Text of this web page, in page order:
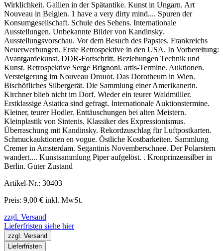
Wirklichkeit. Gallien in der Spätantike. Kunst in Ungarn. Art
Nouveau in Belgien. 1 have a very dirty mind.... Spuren der
Konsumgesellschaft. Schule des Sehens. Internationale
Ausstellungen. Unbekannte Bilder von Kandinsky.
Ausstellungsvorschau. Vor dem Besuch des Papstes. Frankreichs
Neuerwerbungen. Erste Retrospektive in den USA. In Vorbereitung:
Avantgardekunst. DDR-Fortschritt. Beziehungen Technik und
Kunst. Retrospektive Serge Brignoni. artis-Termine. Auktionen.
Versteigerung im Nouveau Drouot. Das Dorotheum in Wien.
Bischöfliches Silbergerät. Die Sammlung einer Amerikanerin.
Kirchner blieb nicht im Dorf. Wieder ein teurer Waldmüller.
Erstklassige Asiatica sind gefragt. Internationale Auktionstermine.
Kleiner, teurer Hodler. Enttäuschungen bei alten Meistern.
Kleinplastik von Sintenis. Klassiker des Expressionismus.
Überraschung mit Kandinsky. Rekordzuschlag für Luftpostkarten.
Schmuckauktionen en vogue. Östliche Kostbarkeiten. Sammlung
Cremer in Amsterdam. Segantinis Novemberschnee. Der Polarstern
wandert.... Kunstsammlung Piper aufgelöst. . Kronprinzensilber in
Berlin. Guter Zustand
Artikel-Nr.: 30403
Preis: 9,00 € inkl. MwSt.
zzgl. Versand
Lieferfristen siehe hier
zzgl. Versand
Lieferfristen